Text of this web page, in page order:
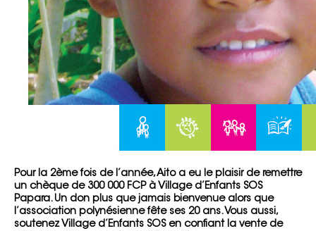
Pour la 2ème fois de l’année, Aito a eu le plaisir de remettre
un chèque de 300 000 FCP à Village d’Enfants SOS
Papara. Un don plus que jamais bienvenue alors que
l’association polynésienne fête ses 20 ans. Vous aussi,
soutenez Village d’Enfants SOS en confiant la vente de